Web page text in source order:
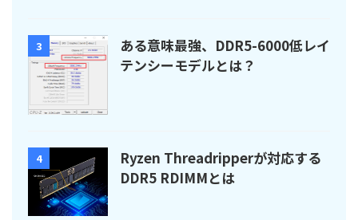
3
ある意味最強、DDR5-6000低レイ
テンシーモデルとは？
4
Ryzen Threadripperが対応する
DDR5 RDIMMとは